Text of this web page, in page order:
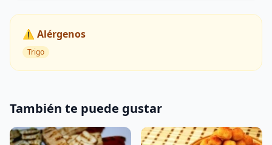
⚠️ Alérgenos
Trigo
También te puede gustar